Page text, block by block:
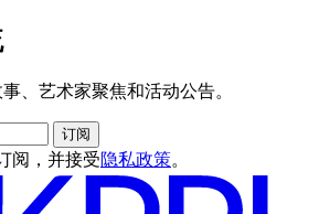
、艺术家聚焦和活动公告。
订阅
阅，并接受隐私政策。